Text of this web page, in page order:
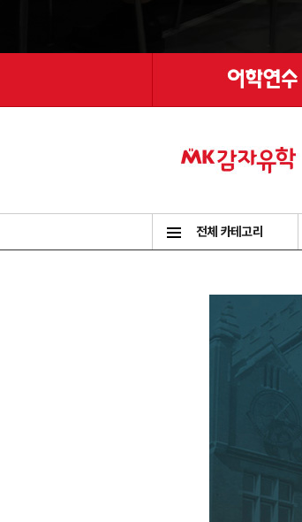
전체 카테고리